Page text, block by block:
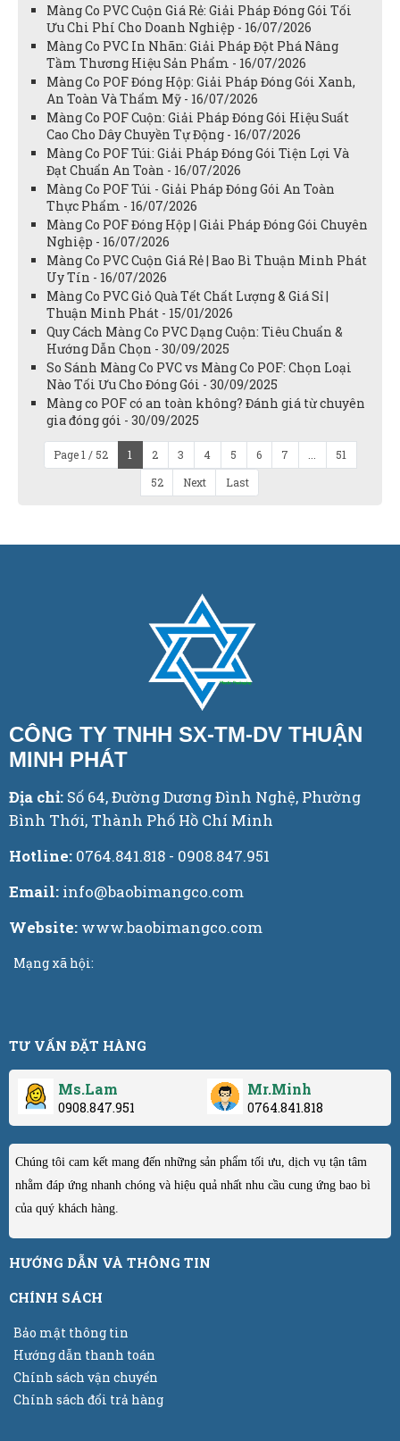
Màng Co PVC Cuộn Giá Rẻ: Giải Pháp Đóng Gói Tối
Ưu Chi Phí Cho Doanh Nghiệp - 16/07/2026
Màng Co PVC In Nhãn: Giải Pháp Đột Phá Nâng
Tầm Thương Hiệu Sản Phẩm - 16/07/2026
Màng Co POF Đóng Hộp: Giải Pháp Đóng Gói Xanh,
An Toàn Và Thẩm Mỹ - 16/07/2026
Màng Co POF Cuộn: Giải Pháp Đóng Gói Hiệu Suất
Cao Cho Dây Chuyền Tự Động - 16/07/2026
Màng Co POF Túi: Giải Pháp Đóng Gói Tiện Lợi Và
Đạt Chuẩn An Toàn - 16/07/2026
Màng Co POF Túi - Giải Pháp Đóng Gói An Toàn
Thực Phẩm - 16/07/2026
Màng Co POF Đóng Hộp | Giải Pháp Đóng Gói Chuyên
Nghiệp - 16/07/2026
Màng Co PVC Cuộn Giá Rẻ | Bao Bì Thuận Minh Phát
Uy Tín - 16/07/2026
Màng Co PVC Giỏ Quà Tết Chất Lượng & Giá Sỉ |
Thuận Minh Phát - 15/01/2026
Quy Cách Màng Co PVC Dạng Cuộn: Tiêu Chuẩn &
Hướng Dẫn Chọn - 30/09/2025
So Sánh Màng Co PVC vs Màng Co POF: Chọn Loại
Nào Tối Ưu Cho Đóng Gói - 30/09/2025
Màng co POF có an toàn không? Đánh giá từ chuyên
gia đóng gói - 30/09/2025
Page 1 / 52 1 2 3 4 5 6 7
51
52
Next Last
CÔNG TY TNHH SX-TM-DV THUẬN
MINH PHÁT
Địa chỉ: Số 64, Đường Dương Đình Nghệ, Phường
Bình Thới, Thành Phố Hồ Chí Minh
Hotline: 0764.841.818 - 0908.847.951
Email: info@baobimangco.com
Website: www.baobimangco.com
Mạng xã hội:
TƯ VẤN ĐẶT HÀNG
Ms.Lam
0908.847.951
Mr.Minh
0764.841.818
Chúng tôi cam kết mang đến những sản phẩm tối ưu, dịch vụ tận tâm
nhằm đáp ứng nhanh chóng và hiệu quả nhất nhu cầu cung ứng bao bì
của quý khách hàng.
HƯỚNG DẪN VÀ THÔNG TIN
CHÍNH SÁCH
Bảo mật thông tin
Hướng dẫn thanh toán
Chính sách vận chuyển
Chính sách đổi trả hàng